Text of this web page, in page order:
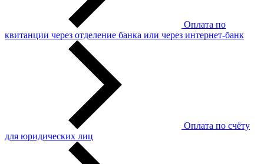
Оплата по
квитанции через отделение банка или через интернет-банк
Оплата по счёту
для юридических лиц